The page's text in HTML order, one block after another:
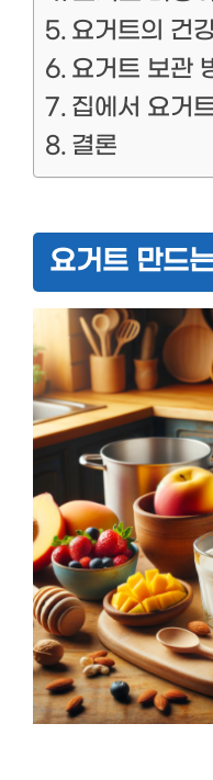
요거트의 건
요거트 보관
집에서 요거
결론
요거트 만드